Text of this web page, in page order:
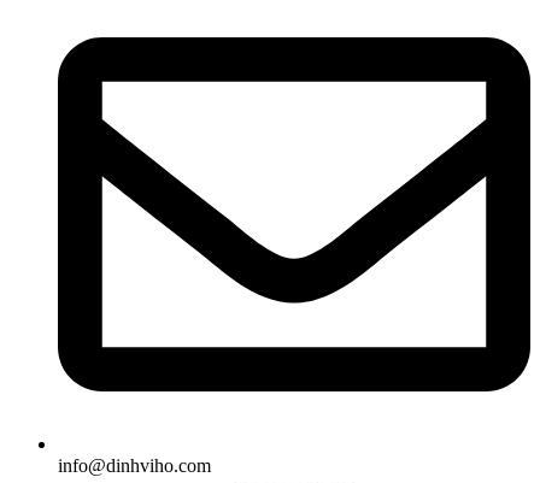
info@dinhviho.com